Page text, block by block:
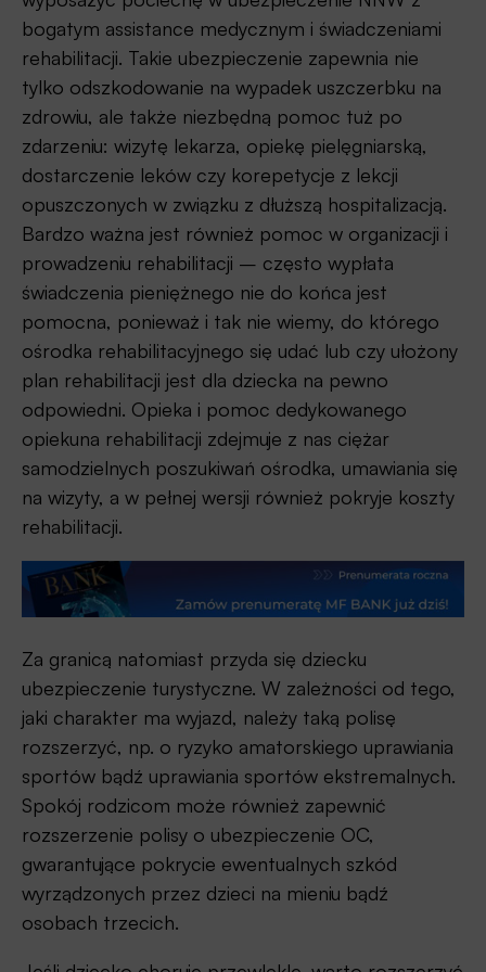
bogatym assistance medycznym i świadczeniami
rehabilitacji. Takie ubezpieczenie zapewnia nie
tylko odszkodowanie na wypadek uszczerbku na
zdrowiu, ale także niezbędną pomoc tuż po
zdarzeniu: wizytę lekarza, opiekę pielęgniarską,
dostarczenie leków czy korepetycje z lekcji
opuszczonych w związku z dłuższą hospitalizacją.
Bardzo ważna jest również pomoc w organizacji i
prowadzeniu rehabilitacji – często wypłata
świadczenia pieniężnego nie do końca jest
pomocna, ponieważ i tak nie wiemy, do którego
ośrodka rehabilitacyjnego się udać lub czy ułożony
plan rehabilitacji jest dla dziecka na pewno
odpowiedni. Opieka i pomoc dedykowanego
opiekuna rehabilitacji zdejmuje z nas ciężar
samodzielnych poszukiwań ośrodka, umawiania się
na wizyty, a w pełnej wersji również pokryje koszty
rehabilitacji.
Za granicą natomiast przyda się dziecku
ubezpieczenie turystyczne. W zależności od tego,
jaki charakter ma wyjazd, należy taką polisę
rozszerzyć, np. o ryzyko amatorskiego uprawiania
sportów bądź uprawiania sportów ekstremalnych.
Spokój rodzicom może również zapewnić
rozszerzenie polisy o ubezpieczenie OC,
gwarantujące pokrycie ewentualnych szkód
wyrządzonych przez dzieci na mieniu bądź
osobach trzecich.